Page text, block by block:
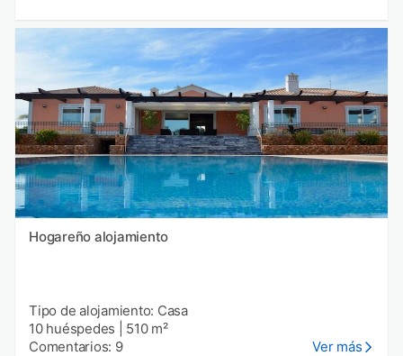
Hogareño alojamiento
Tipo de alojamiento: Casa
10 huéspedes
510 m²
Comentarios: 9
Ver más